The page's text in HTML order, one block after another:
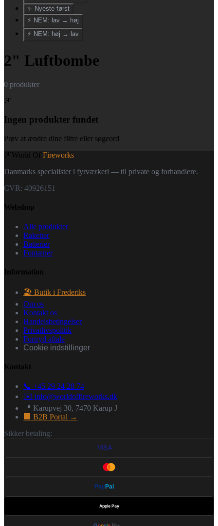
✨ Nyeste først
⚡ NEM: lav → høj
⚡ NEM: høj → lav
2" Luftbombe
0 produkter
🎆
Ingen produkter fundet
Prøv at ændre dine filtre eller søgeord
🎆World Of Fireworks
Danmarks specialister i fyrværkeri — til private og forhandlere.
CVR: 40926151
Webshop
Alle produkter
Raketter
Batterier
Fontæner
Information
🏖️ Butik i Frederiks
Om os
Kontakt os
Handelsbetingelser
Privatlivspolitik
Fortryd aftale
Cookie indstillinger
Kontakt
📞 +45 29 24 28 74
✉️ info@worldoffireworks.dk
📍 Karupvej 30, 7470 Karup J
🏢 B2B Portal →
Sikker betaling:
VISA
PayPal
Apple Pay